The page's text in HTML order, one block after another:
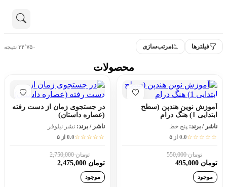
درباره ما
همه محصولات
دسته بندی
فیلترها مرتب‌سازی ۲۴٬۷۵۰ نتیجه
محصولات
آموزش نوین هندپن (سطح
ابتدایی 1) هنگ درام
ناشر / برند: پنج خط
☆☆☆☆☆0.0 از ۵
تومان 550,000
تومان 495,000
موجود
در جستجوی زمان از دست رفته
(عصاره داستان)
ناشر / برند: نشر نیلوفر
☆☆☆☆☆0.0 از ۵
تومان 2,750,000
تومان 2,475,000
موجود